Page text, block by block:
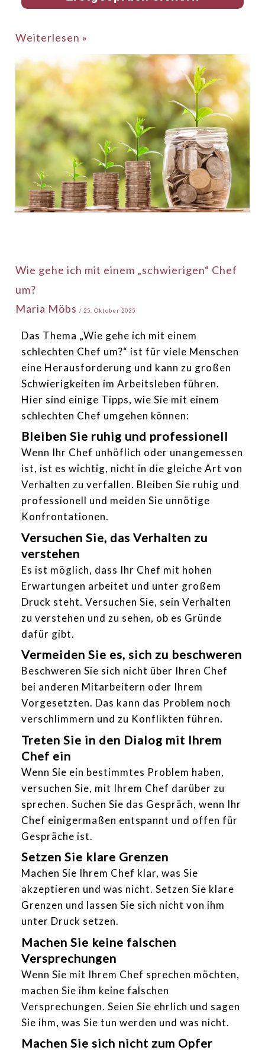
Weiterlesen »
Wie gehe ich mit einem „schwierigen“ Chef
um?
Maria Möbs/ 25. Oktober 2025
Das Thema „Wie gehe ich mit einem
schlechten Chef um?“ ist für viele Menschen
eine Herausforderung und kann zu großen
Schwierigkeiten im Arbeitsleben führen.
Hier sind einige Tipps, wie Sie mit einem
schlechten Chef umgehen können:
Bleiben Sie ruhig und professionell
Wenn Ihr Chef unhöflich oder unangemessen
ist, ist es wichtig, nicht in die gleiche Art von
Verhalten zu verfallen. Bleiben Sie ruhig und
professionell und meiden Sie unnötige
Konfrontationen.
Versuchen Sie, das Verhalten zu
verstehen
Es ist möglich, dass Ihr Chef mit hohen
Erwartungen arbeitet und unter großem
Druck steht. Versuchen Sie, sein Verhalten
zu verstehen und zu sehen, ob es Gründe
dafür gibt.
Vermeiden Sie es, sich zu beschweren
Beschweren Sie sich nicht über Ihren Chef
bei anderen Mitarbeitern oder Ihrem
Vorgesetzten. Das kann das Problem noch
verschlimmern und zu Konflikten führen.
Treten Sie in den Dialog mit Ihrem
Chef ein
Wenn Sie ein bestimmtes Problem haben,
versuchen Sie, mit Ihrem Chef darüber zu
sprechen. Suchen Sie das Gespräch, wenn Ihr
Chef einigermaßen entspannt und offen für
Gespräche ist.
Setzen Sie klare Grenzen
Machen Sie Ihrem Chef klar, was Sie
akzeptieren und was nicht. Setzen Sie klare
Grenzen und lassen Sie sich nicht von ihm
unter Druck setzen.
Machen Sie keine falschen
Versprechungen
Wenn Sie mit Ihrem Chef sprechen möchten,
machen Sie ihm keine falschen
Versprechungen. Seien Sie ehrlich und sagen
Sie ihm, was Sie tun werden und was nicht.
Machen Sie sich nicht zum Opfer
Wie
ich
mit
einem
„schwierigen“
Chef
um?